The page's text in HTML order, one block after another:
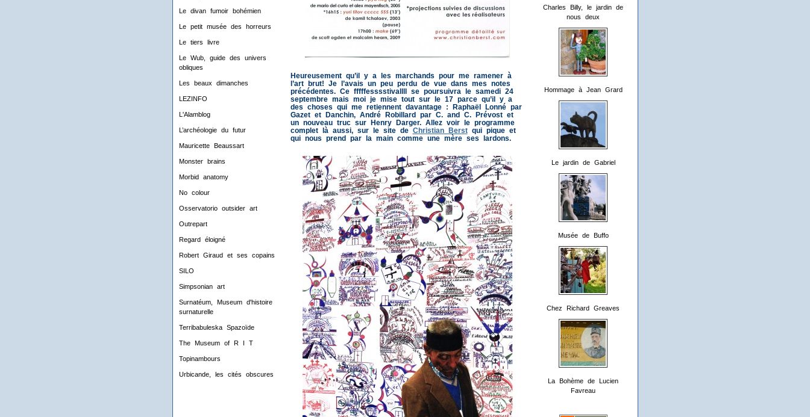
Le divan fumoir bohémien
Le petit musée des horreurs
Le tiers livre
Le Wub, guide des univers
obliques
Les beaux dimanches
LEZINFO
L'Alamblog
L’archéologie du futur
Mauricette Beaussart
Monster brains
Morbid anatomy
No colour
Osservatorio outsider art
Outrepart
Regard éloigné
Robert Giraud et ses copains
SILO
Simpsonian art
Surnatéum, Museum d'histoire
surnaturelle
Terribabuleska Spazoïde
The Museum of R I T
Topinambours
Urbicande, les cités obscures
Charles Billy, le jardin de
nous deux
Hommage à Jean Grard
Le jardin de Gabriel
Musée de Buffo
Chez Richard Greaves
La Bohème de Lucien
Favreau
Heureusement qu’il y a les marchands pour me ramener à
l’art brut! Je l’avais un peu perdu de vue dans mes notes
précédentes. Ce fffffesssstivallll se poursuivra le samedi 24
septembre mais moi je mise tout sur le 17 parce qu’il y a
des choses qui me retiennent davantage : Raphaël Lonné par
Gazet et Danchin, André Robillard par C. and C. Prévost et
un nouveau truc sur Henry Darger. Allez voir le programme
complet là aussi, sur le site de Christian Berstqui pique et
qui nous prend par la main comme une mère ses lardons.